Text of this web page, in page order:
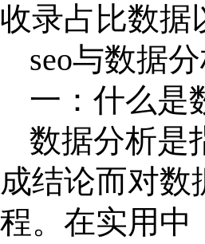
收录占比数据
seo与数据
一：什么是
数据分析是
成结论而对数
程。在实用中